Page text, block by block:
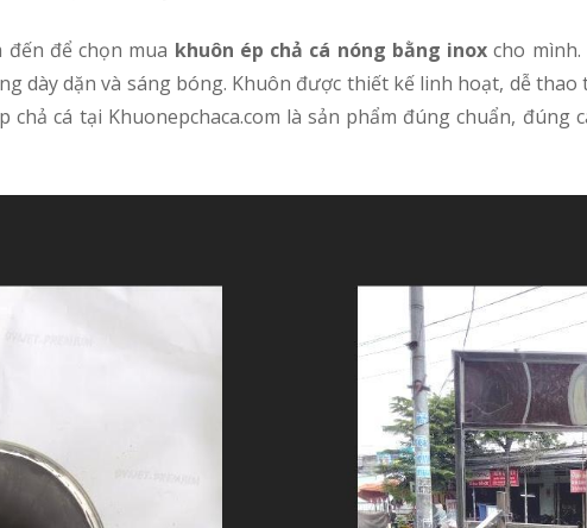
đến để chọn mua khuôn ép chả cá nóng bằng inox cho mình.
dày dặn và sáng bóng. Khuôn được thiết kế linh hoạt, dễ
cá tại Khuonepchaca.com là sản phẩm đúng chuẩn, đúng